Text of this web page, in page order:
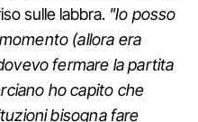
sulle labbra. "Io posso
(allora era
fermare la partita
ho capito che
bisogna fare